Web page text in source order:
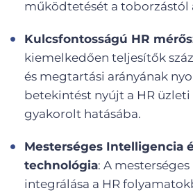
működtetését a toborzástól
Kulcsfontosságú HR
kiemelkedően teljesítők
és megtartási arányának
betekintést nyújt a HR üzleti
gyakorolt hatásába.
Mesterséges Intelligencia
technológia: A
integrálása a HR